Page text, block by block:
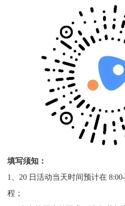
填写须知：
1、20 日活动当天时间预计在
程；